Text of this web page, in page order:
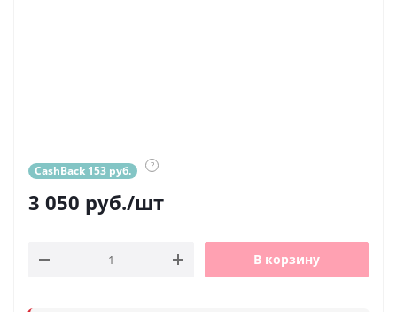
CashBack 153 руб. ?
3 050 руб./шт
В корзину